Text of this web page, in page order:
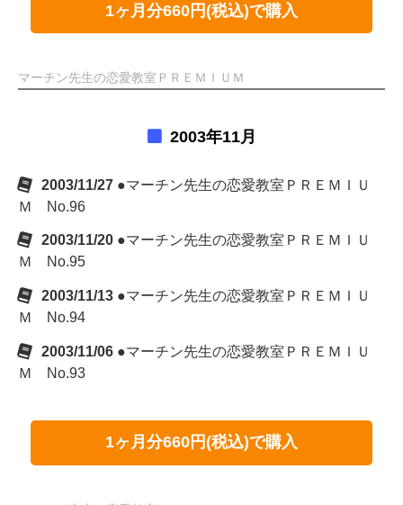
1ヶ月分660円(税込)で購入
マーチン先生の恋愛教室ＰＲＥＭＩＵＭ
2003年11月
2003/11/27 ●マーチン先生の恋愛教室ＰＲＥＭＩＵ
Ｍ No.96
2003/11/20 ●マーチン先生の恋愛教室ＰＲＥＭＩＵ
Ｍ No.95
2003/11/13 ●マーチン先生の恋愛教室ＰＲＥＭＩＵ
Ｍ No.94
2003/11/06 ●マーチン先生の恋愛教室ＰＲＥＭＩＵ
Ｍ No.93
1ヶ月分660円(税込)で購入